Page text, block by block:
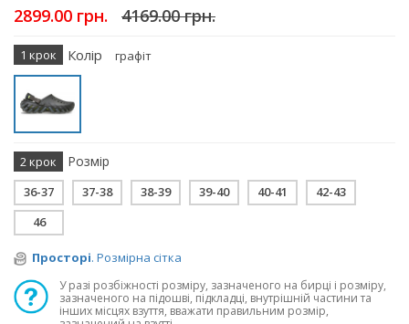
2899.00 грн. 4169.00 грн.
1 крок Колір графіт
2 крок Розмір
36-37 37-38 38-39 39-40 40-41
42-43
46
Просторі. Розмірна сітка
У разі розбіжності розміру, зазначеного на бирці і розміру,
зазначеного на підошві, підкладці, внутрішній частини та
інших місцях взуття, вважати правильним розмір,